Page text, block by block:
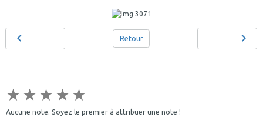
Retour
★ ★ ★ ★ ★
Aucune note. Soyez le premier à attribuer une note !